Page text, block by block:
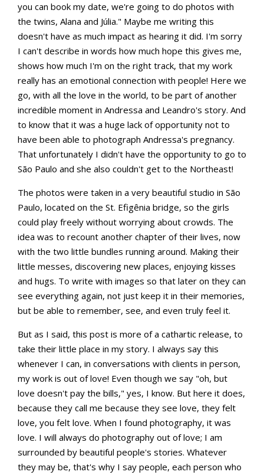
you can book my date, we're going to do photos with
the twins, Alana and Júlia." Maybe me writing this
doesn't have as much impact as hearing it did. I'm sorry
I can't describe in words how much hope this gives me,
shows how much I'm on the right track, that my work
really has an emotional connection with people! Here we
go, with all the love in the world, to be part of another
incredible moment in Andressa and Leandro's story. And
to know that it was a huge lack of opportunity not to
have been able to photograph Andressa's pregnancy.
That unfortunately I didn't have the opportunity to go to
São Paulo and she also couldn't get to the Northeast!
The photos were taken in a very beautiful studio in São
Paulo, located on the St. Efigênia bridge, so the girls
could play freely without worrying about crowds. The
idea was to recount another chapter of their lives, now
with the two little bundles running around. Making their
little messes, discovering new places, enjoying kisses
and hugs. To write with images so that later on they can
see everything again, not just keep it in their memories,
but be able to remember, see, and even truly feel it.
But as I said, this post is more of a cathartic release, to
take their little place in my story. I always say this
whenever I can, in conversations with clients in person,
my work is out of love! Even though we say "oh, but
love doesn't pay the bills," yes, I know. But here it does,
because they call me because they see love, they felt
love, you felt love. When I found photography, it was
love. I will always do photography out of love; I am
surrounded by beautiful people's stories. Whatever
they may be, that's why I say people, each person who